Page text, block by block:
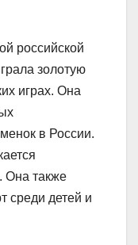
российской
золотую
играх. Она
в России.
Она также
среди детей и